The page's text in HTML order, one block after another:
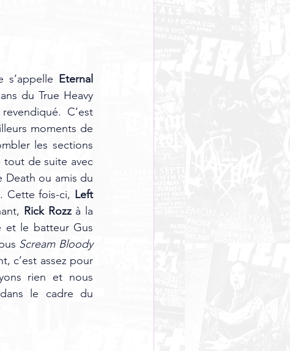
Eternal
du True Heavy
C’est
moments de
les sections
Death ou amis du
Cette fois-ci, Left
Rick Rozz à la
et le batteur Gus
Scream Bloody
c’est assez pour
rien et nous